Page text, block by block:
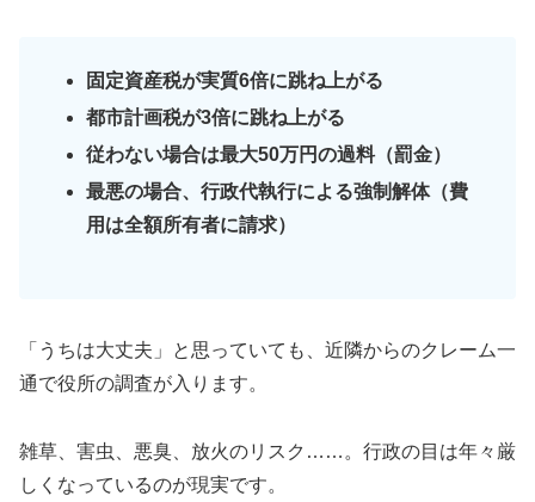
固定資産税が実質6倍に跳ね上がる
都市計画税が3倍に跳ね上がる
従わない場合は最大50万円の過料（罰金）
最悪の場合、行政代執行による強制解体（費
用は全額所有者に請求）
「うちは大丈夫」と思っていても、近隣からのクレーム一
通で役所の調査が入ります。
雑草、害虫、悪臭、放火のリスク……。行政の目は年々厳
しくなっているのが現実です。